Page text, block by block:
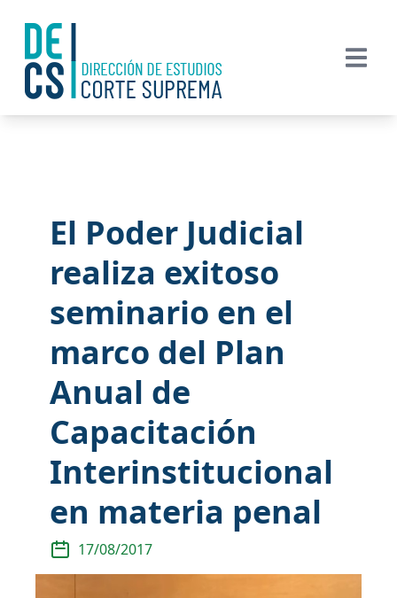
El Poder Judicial
realiza exitoso
seminario en el
marco del Plan
Anual de
Capacitación
Interinstitucional
en materia penal
17/08/2017